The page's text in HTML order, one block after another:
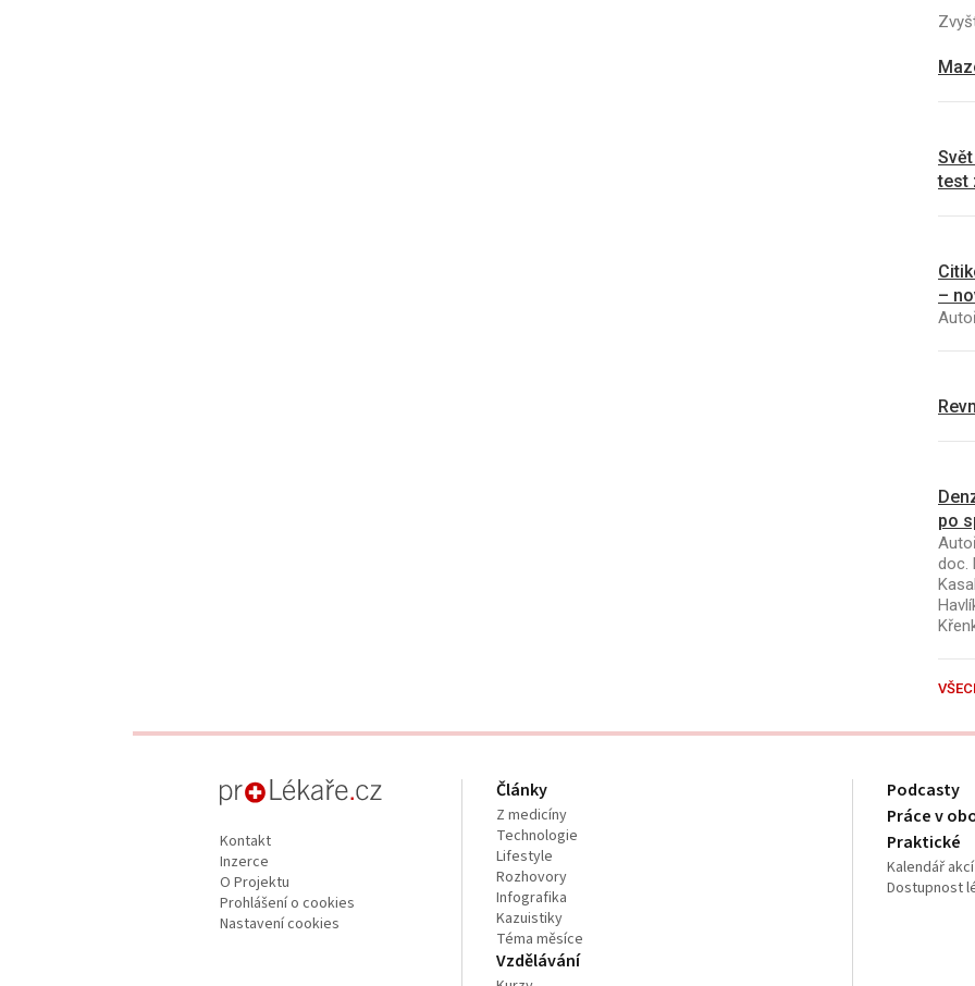
test
–
po
doc.
Kontakt
Inzerce
O Projektu
Prohlášení o cookies
Nastavení cookies
Články
Z medicíny
Technologie
Lifestyle
Rozhovory
Infografika
Kazuistiky
Téma měsíce
Vzdělávání
Podcasty
Práce v
Praktické
Kalendář akcí
Dostupnost